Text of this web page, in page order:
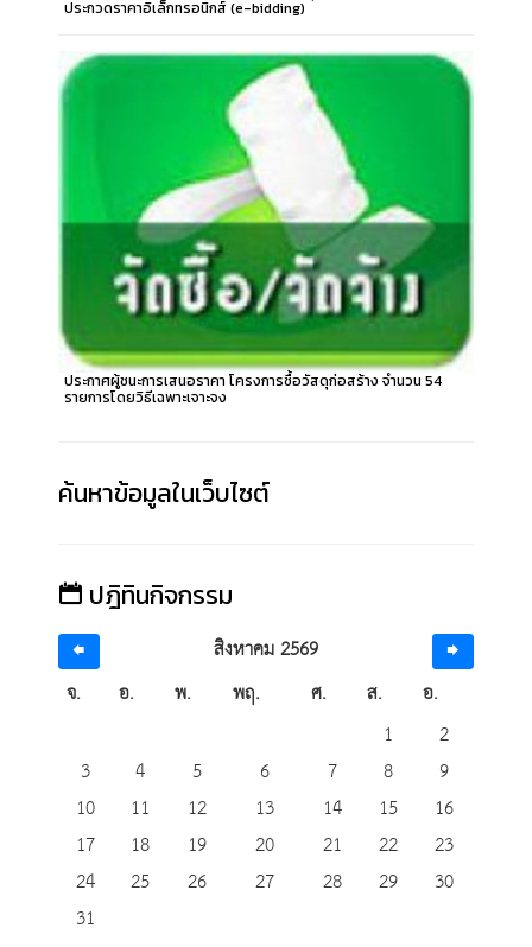
ประกวดราคาอิเล็กทรอนิกส์ (e-bidding)
ประกาศผู้ชนะการเสนอราคา โครงการซื้อวัสดุก่อสร้าง จำนวน 54
รายการโดยวิธีเฉพาะเจาะจง
ค้นหาข้อมูลในเว็บไซต์
ปฎิทินกิจกรรม
สิงหาคม 2569
จ.
อ. พ. พฤ. ศ. ส.
อ.
1
2
3
4 5 6 7 8
9
10
11 12 13 14 15
16
17
18 19 20 21 22
23
24
25 26 27 28 29
30
31